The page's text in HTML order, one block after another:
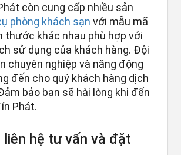
còn cung cấp nhiều sản
phòng khách sạn với mẫu mã
thước khác nhau phù hợp với
sử dụng của khách hàng. Đội
chuyên nghiệp và năng động
đến cho quý khách hàng dịch
bảo bạn sẽ hài lòng khi đến
Phát.
hệ tư vấn và đặt